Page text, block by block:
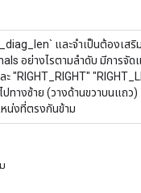
และจำเป็นต้องเส
อย่างไรตามลำดับ มีการจัด
ะ "RIGHT_RIGHT"
างซ้าย (วางด้านขวาบนแถว)
น่งที่ตรงกันข้าม